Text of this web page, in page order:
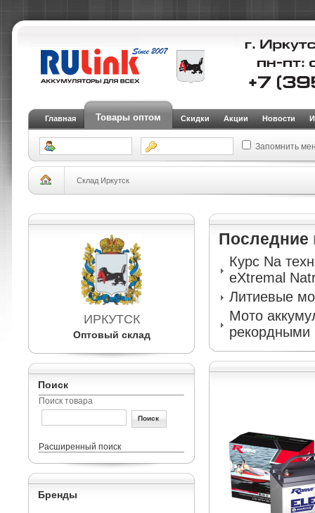
Главная Товары оптом Скидки Акции Новости
Запомнить
Склад Иркутск
ИРКУТСК
Оптовый склад
Поиск
Поиск товара
Расширенный поиск
Бренды
Последние
Курс Na
eXtremal
Литиевые
Мото
рекордными